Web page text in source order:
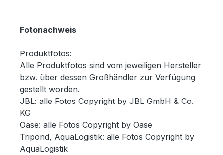
Fotonachweis
Produktfotos:
Alle Produktfotos sind vom jeweiligen Hersteller
bzw. über dessen Großhändler zur Verfügung
gestellt worden.
JBL: alle Fotos Copyright by JBL GmbH & Co.
KG
Oase: alle Fotos Copyright by Oase
Tripond, AquaLogistik: alle Fotos Copyright by
AquaLogistik